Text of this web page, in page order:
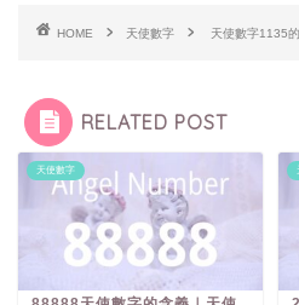
HOME 天使數字 天使數字1135
RELATED POST
天使數字